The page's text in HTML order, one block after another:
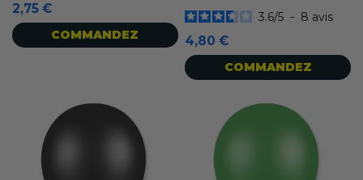
2,75 €
COMMANDEZ
3.6/5 - 8 avis
4,80 €
COMMANDEZ